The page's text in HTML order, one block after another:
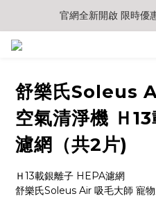
官網全新開啟 限時優
舒樂氏Soleus
空氣清淨機 Ｈ
濾網（共2片)
Ｈ13載銀離子 HEPA濾網
舒樂氏Soleus Air 吸毛大師 寵